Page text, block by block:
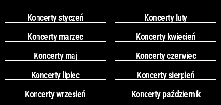
Koncerty styczeń
Koncerty luty
Koncerty marzec
Koncerty kwiecień
Koncerty maj
Koncerty czerwiec
Koncerty lipiec
Koncerty sierpień
Koncerty wrzesień
Koncerty październik